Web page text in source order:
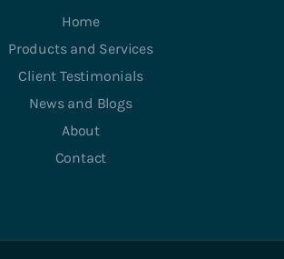
Home
Products and Services
Client Testimonials
News and Blogs
About
Contact